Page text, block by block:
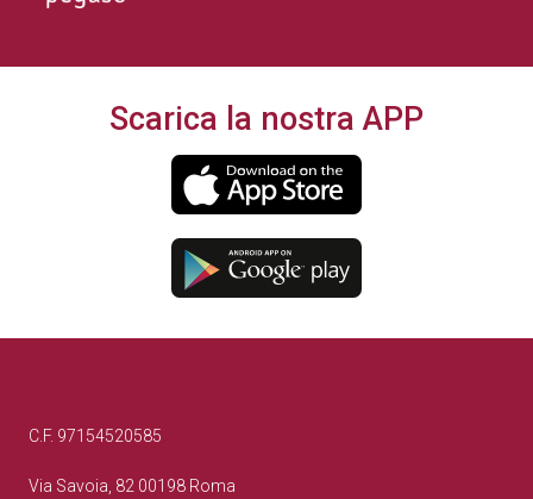
Scarica la nostra APP
C.F. 97154520585
Via Savoia, 82 00198 Roma